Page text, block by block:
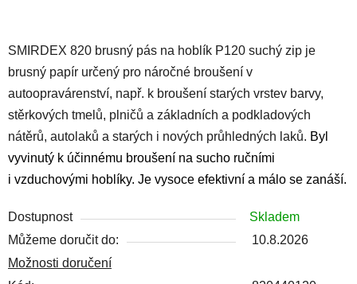
SMIRDEX 820 brusný pás na hoblík P120 suchý zip je
brusný papír určený pro náročné broušení v
autoopravárenství, např. k broušení starých vrstev barvy,
stěrkových tmelů, plničů a základních a podkladových
nátěrů, autolaků a starých i nových průhledných laků. Byl
vyvinutý k účinnému broušení na sucho ručními
i vzduchovými hoblíky. Je vysoce efektivní a málo se zanáší.
Dostupnost
Skladem
Můžeme doručit do:
10.8.2026
Možnosti doručení